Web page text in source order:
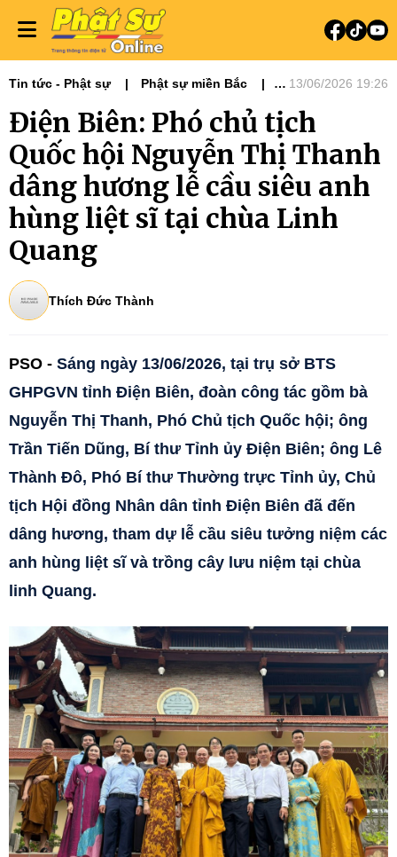
Tin tức - Phật sự
Phật sự miền Bắc
13/06/2026 19:26
Điện Biên: Phó chủ tịch
Quốc hội Nguyễn Thị Thanh
dâng hương lễ cầu siêu anh
hùng liệt sĩ tại chùa Linh
Quang
Thích Đức Thành
PSO - Sáng ngày 13/06/2026, tại trụ sở BTS
GHPGVN tỉnh Điện Biên, đoàn công tác gồm bà
Nguyễn Thị Thanh, Phó Chủ tịch Quốc hội; ông
Trần Tiến Dũng, Bí thư Tỉnh ủy Điện Biên; ông Lê
Thành Đô, Phó Bí thư Thường trực Tỉnh ủy, Chủ
tịch Hội đồng Nhân dân tỉnh Điện Biên đã đến
dâng hương, tham dự lễ cầu siêu tưởng niệm các
anh hùng liệt sĩ và trồng cây lưu niệm tại chùa
linh Quang.